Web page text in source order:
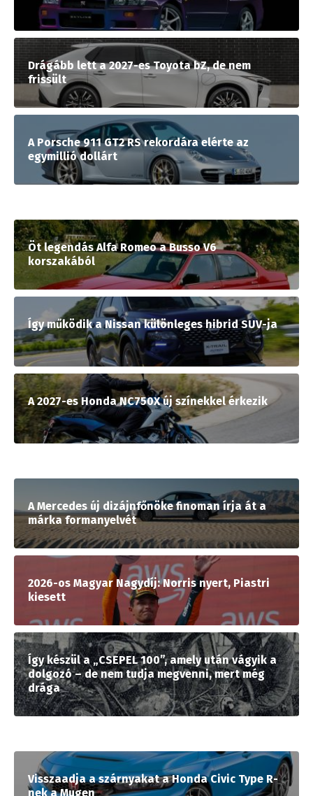
Drágább lett a 2027-es Toyota bZ, de nem
frissült
A Porsche 911 GT2 RS rekordára elérte az
egymillió dollárt
Öt legendás Alfa Romeo a Busso V6
korszakából
Így működik a Nissan különleges hibrid SUV-ja
A 2027-es Honda NC750X új színekkel érkezik
A Mercedes új dizájnfőnöke finoman írja át a
márka formanyelvét
2026-os Magyar Nagydíj: Norris nyert, Piastri
kiesett
Így készül a „CSEPEL 100”, amely után vágyik a
dolgozó – de nem tudja megvenni, mert még
drága
Visszaadja a szárnyakat a Honda Civic Type R-
nek a Mugen